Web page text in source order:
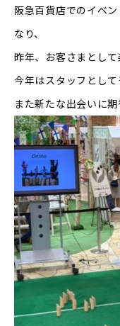
阪急百貨店でのイベ
なり、
昨年、お客さまとして
今年はスタッフとし
また新たな出会いに